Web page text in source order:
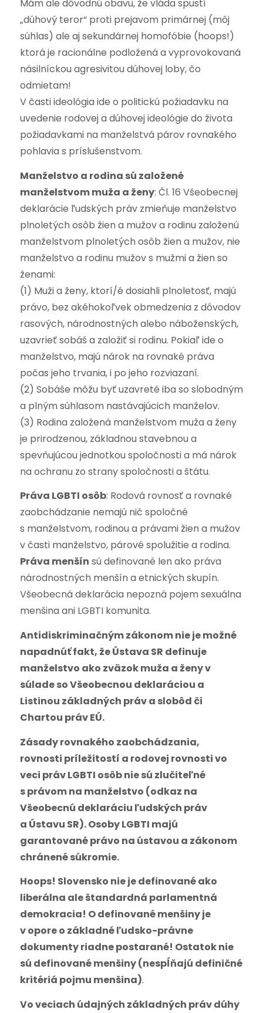
Mám ale dôvodnú obavu, že vláda spustí
„dúhový teror“ proti prejavom primárnej (môj
súhlas) ale aj sekundárnej homofóbie (hoops!)
ktorá je racionálne podložená a vyprovokovaná
násilníckou agresivitou dúhovej loby, čo
odmietam!
V časti ideológia ide o politickú požiadavku na
uvedenie rodovej a dúhovej ideológie do života
požiadavkami na manželstvá párov rovnakého
pohlavia s príslušenstvom.
Manželstvo a rodina sú založené
manželstvom muža a ženy: Čl. 16 Všeobecnej
deklarácie ľudských práv zmieňuje manželstvo
plnoletých osôb žien a mužov a rodinu založenú
manželstvom plnoletých osôb žien a mužov, nie
manželstvo a rodinu mužov s mužmi a žien so
ženami:
(1) Muži a ženy, ktorí/é dosiahli plnoletosť, majú
právo, bez akéhokoľvek obmedzenia z dôvodov
rasových, národnostných alebo náboženských,
uzavrieť sobáš a založiť si rodinu. Pokiaľ ide o
manželstvo, majú nárok na rovnaké práva
počas jeho trvania, i po jeho rozviazaní.
(2) Sobáše môžu byť uzavreté iba so slobodným
a plným súhlasom nastávajúcich manželov.
(3) Rodina založená manželstvom muža a ženy
je prirodzenou, základnou stavebnou a
spevňujúcou jednotkou spoločnosti a má nárok
na ochranu zo strany spoločnosti a štátu.
Práva LGBTI osôb: Rodová rovnosť a rovnaké
zaobchádzanie nemajú nič spoločné
s manželstvom, rodinou a právami žien a mužov
v časti manželstvo, párové spolužitie a rodina.
Práva menšín sú definované len ako práva
národnostných menšín a etnických skupín.
Všeobecná deklarácia nepozná pojem sexuálna
menšina ani LGBTI komunita.
Antidiskriminačným zákonom nie je možné
napadnúť fakt, že Ústava SR definuje
manželstvo ako zväzok muža a ženy v
súlade so Všeobecnou deklaráciou a
Listinou základných práv a slobôd či
Chartou práv EÚ.
Zásady rovnakého zaobchádzania,
rovnosti príležitostí a rodovej rovnosti vo
veci práv LGBTI osôb nie sú zlučiteľné
s právom na manželstvo (odkaz na
Všeobecnú deklaráciu ľudských práv
a Ústavu SR). Osoby LGBTI majú
garantované právo na ústavou a zákonom
chránené súkromie.
Hoops! Slovensko nie je definované ako
liberálna ale štandardná parlamentná
demokracia! O definované menšiny je
v opore o základné ľudsko-právne
dokumenty riadne postarané! Ostatok nie
sú definované menšiny (nespĺňajú definičné
kritériá pojmu menšina).
Vo veciach údajných základných práv dúhy